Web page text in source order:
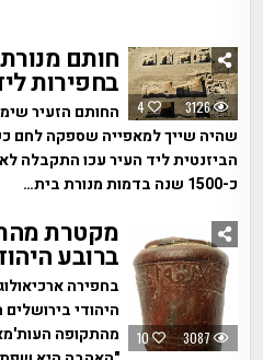
4 3126
חותם
בחפירות
החותם הזעיר
שהיה שייך למאפייה שספקה לחם
הביזנטית ליד העיר עכו התקבלה
כ-1500 שנה בדמות מנורת בית…
10 3087
מקטרת
ברובע
בחפירה
היהודי
מהתקופה